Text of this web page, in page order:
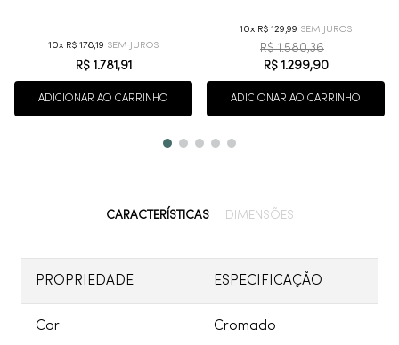
10 R$ 178,19
R$ 1 .781 ,91
ADICIONAR AO CARRINHO
10 R$ 129,99
R$ 1.580,36
R$ 1 .299,90
ADICIONAR AO CARRINHO
CARACTERÍSTICAS DIMENSÕES
PROPRIEDADE ESPECIFICAÇÃO
Cor Cromado